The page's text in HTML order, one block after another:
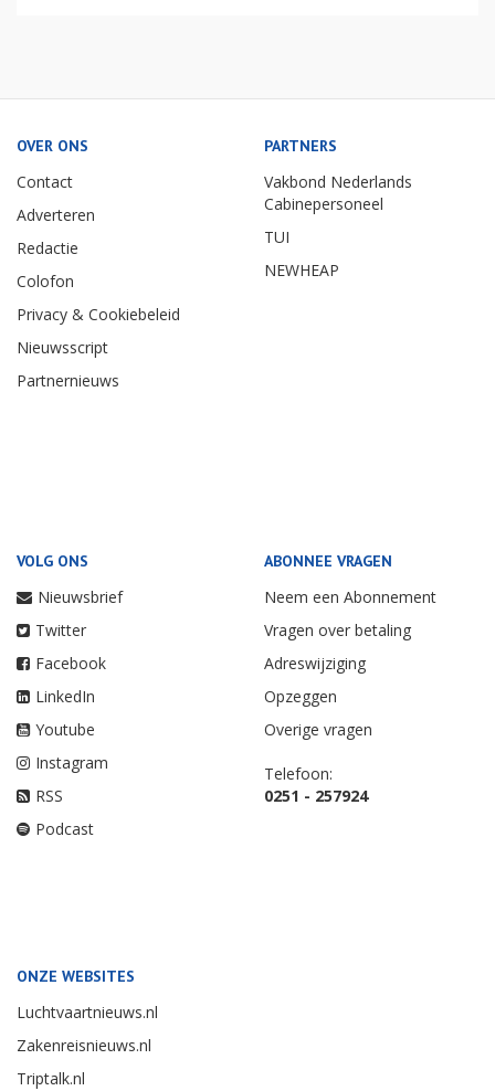
OVER ONS
Contact
Adverteren
Redactie
Colofon
Privacy & Cookiebeleid
Nieuwsscript
Partnernieuws
PARTNERS
Vakbond Nederlands
Cabinepersoneel
TUI
NEWHEAP
VOLG ONS
Nieuwsbrief
Twitter
Facebook
LinkedIn
Youtube
Instagram
RSS
Podcast
ABONNEE VRAGEN
Neem een Abonnement
Vragen over betaling
Adreswijziging
Opzeggen
Overige vragen
Telefoon:
0251 - 257924
ONZE WEBSITES
Luchtvaartnieuws.nl
Zakenreisnieuws.nl
Triptalk.nl